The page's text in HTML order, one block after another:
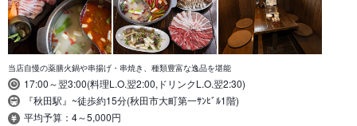
当店自慢の薬膳火鍋や串揚げ・串焼き、種類豊富な逸品を堪能
17:00～翌3:00(料理L.O.翌2:00,ドリンクL.O.翌2:30)
『秋田駅』~徒歩約15分(秋田市大町第一ｻﾝﾋﾞﾙ1階)
平均予算：4～5,000円